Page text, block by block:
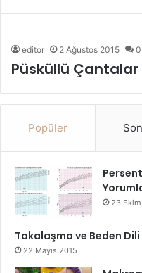
editor 2 Ağustos 2015 0
Püsküllü Çantalar
Popüler
23
Tokalaşma ve Beden Dili
22 Mayıs 2015